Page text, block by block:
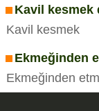
Kavil kesmek
Kavil kesmek
Ekmeğinden
Ekmeğinden